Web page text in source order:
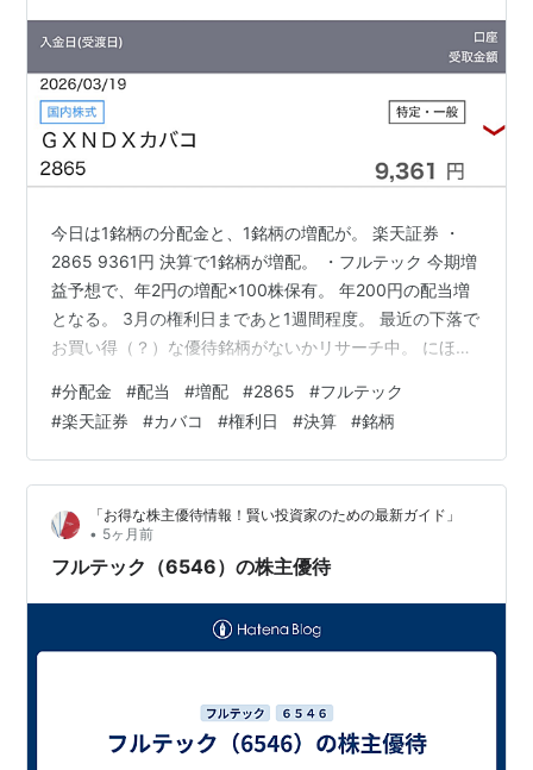
今日は1銘柄の分配金と、1銘柄の増配が。 楽天証券 ・
2865 9361円 決算で1銘柄が増配。 ・フルテック 今期増
益予想で、年2円の増配×100株保有。 年200円の配当増
となる。 3月の権利日まであと1週間程度。 最近の下落で
お買い得（？）な優待銘柄がないかリサーチ中。 にほん
#分配金 #配当 #増配 #2865 #フルテック
#楽天証券 #カバコ #権利日 #決算 #銘柄
「お得な株主優待情報！賢い投資家のための最新ガイド」
• 5ヶ月前
フルテック（6546）の株主優待